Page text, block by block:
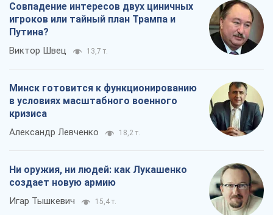
Совпадение интересов двух циничных
игроков или тайный план Трампа и
Путина?
Виктор Швец 13,7 т.
Минск готовится к функционированию
в условиях масштабного военного
кризиса
Александр Левченко 18,2 т.
Ни оружия, ни людей: как Лукашенко
создает новую армию
Игар Тышкевич 15,4 т.